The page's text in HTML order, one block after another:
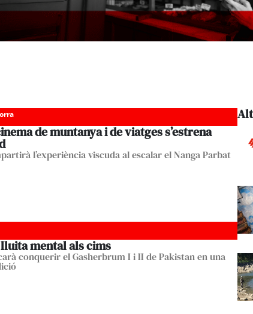
de muntanya i de viatges s’estrena
l’experiència viscuda al escalar el Nanga Parbat
mental als cims
conquerir el Gasherbrum I i II de Pakistan en una